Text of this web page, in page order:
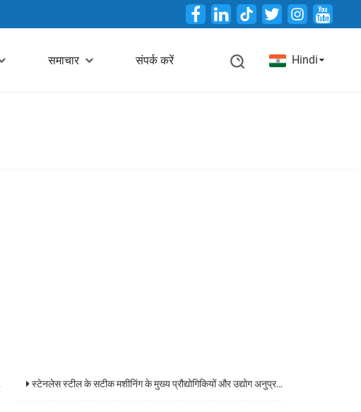
Twitter
समाचार संपर्क करें Hindi
स्टेनलेस स्टील के सटीक मशीनिंग के मुख्य प्रौद्योगिकियों और उद्योग अनुप्रयोगों का एक व्यापक विश्लेषण